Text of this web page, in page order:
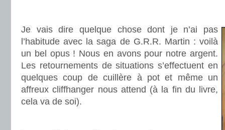
Je vais dire quelque chose dont je n’ai pas
l’habitude avec la saga de G.R.R. Martin : voilà
un bel opus ! Nous en avons pour notre argent.
Les retournements de situations s’effectuent en
quelques coup de cuillère à pot et même un
affreux cliffhanger nous attend (à la fin du livre,
cela va de soi).